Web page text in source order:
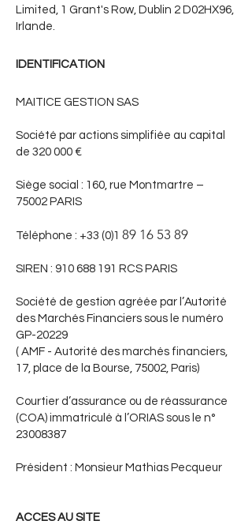
Limited, 1 Grant's Row, Dublin 2 D02HX96,
Irlande.
IDENTIFICATION
MAITICE GESTION SAS
Société par actions simplifiée au capital
de 320 000 €
Siège social : 160, rue Montmartre –
75002 PARIS
Téléphone : +33 (0)1 89 16 53 89
SIREN : 910 688 191 RCS PARIS
Société de gestion agréée par l’Autorité
des Marchés Financiers sous le numéro
GP-20229
( AMF - Autorité des marchés financiers,
17, place de la Bourse, 75002, Paris)
Courtier d’assurance ou de réassurance
(COA) immatriculé à l’ORIAS sous le n°
23008387
Président : Monsieur Mathias Pecqueur
ACCES AU SITE